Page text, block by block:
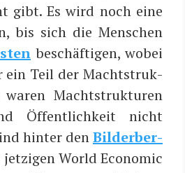
gibt. Es wird noch eine
bis sich die Men­schen
beschäf­ti­gen, wobei
ein Teil der Macht­struk­
Macht­struk­tu­ren
Öffent­lich­keit nicht
hin­ter denBil­der­ber­
World Eco­no­mic